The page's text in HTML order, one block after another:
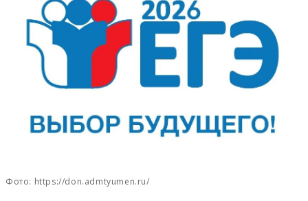
В
К
Р
Фото: https://don.admtyumen.ru/